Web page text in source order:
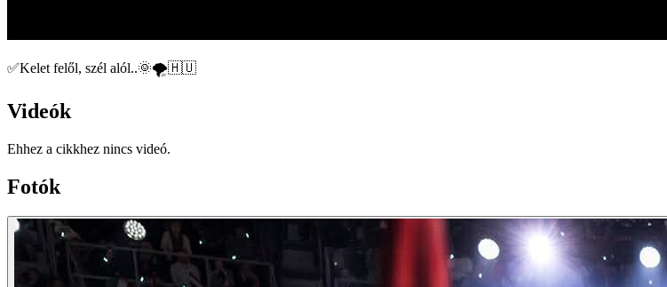
✅️Kelet felől, szél alól..️🌞🌪🇭🇺
Videók
Ehhez a cikkhez nincs videó.
Fotók